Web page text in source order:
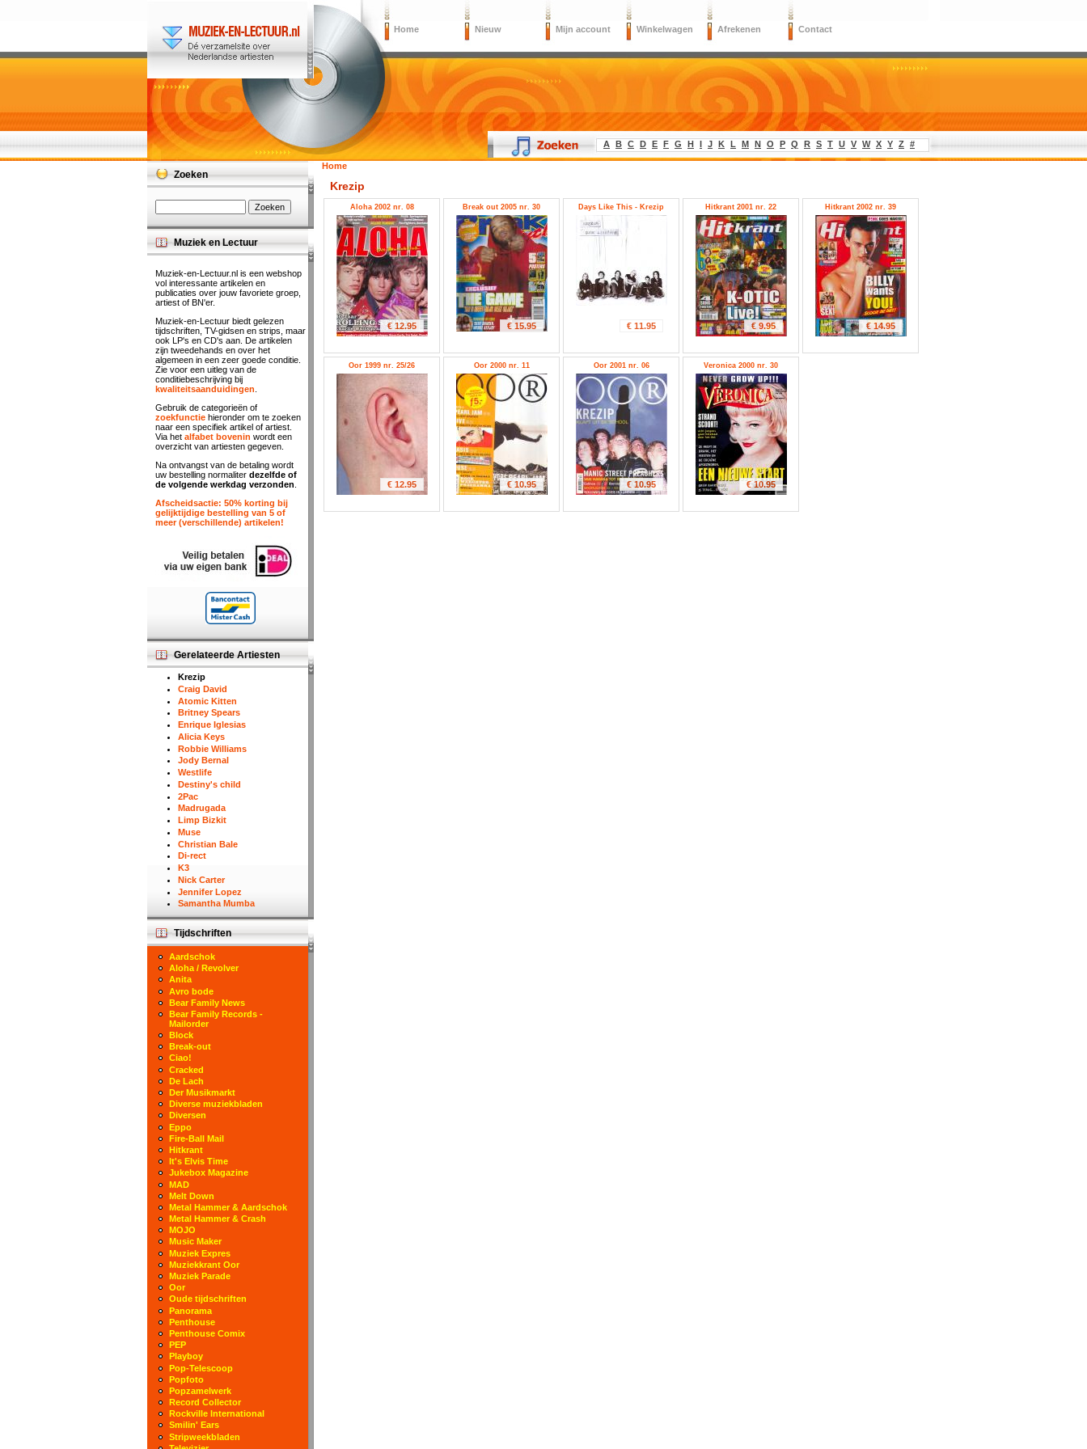
Home Nieuw Mijn account Winkelwagen Afrekenen Contact
A B C D E F G H I J K L M N O P Q R S T U V W X Y Z #
Home
Krezip
Aloha 2002 nr. 08
€ 12.95
Break out 2005 nr. 30
€ 15.95
Days Like This - Krezip
€ 11.95
Hitkrant 2001 nr. 22
€ 9.95
Hitkrant 2002 nr. 39
€ 14.95
Oor 1999 nr. 25/26
€ 12.95
Oor 2000 nr. 11
€ 10.95
Oor 2001 nr. 06
€ 10.95
Veronica 2000 nr. 30
€ 10.95
Zoeken
Muziek en Lectuur
Muziek-en-Lectuur.nl is een webshop
vol interessante artikelen en
publicaties over jouw favoriete groep,
artiest of BN'er.
Muziek-en-Lectuur biedt gelezen
tijdschriften, TV-gidsen en strips, maar
ook LP's en CD's aan. De artikelen
zijn tweedehands en over het
algemeen in een zeer goede conditie.
Zie voor een uitleg van de
conditiebeschrijving bij
kwaliteitsaanduidingen
Gebruik de categorieën of
zoekfunctie hieronder om te zoeken
naar een specifiek artikel of artiest.
Via het alfabet bovenin wordt een
overzicht van artiesten gegeven.
Na ontvangst van de betaling wordt
uw bestelling normaliter dezelfde of
de volgende werkdag verzonden
Afscheidsactie: 50% korting bij
gelijktijdige bestelling van 5 of
meer (verschillende) artikelen!
Gerelateerde Artiesten
Krezip
Craig David
Atomic Kitten
Britney Spears
Enrique Iglesias
Alicia Keys
Robbie Williams
Jody Bernal
Westlife
Destiny's child
2Pac
Madrugada
Limp Bizkit
Muse
Christian Bale
Di-rect
K3
Nick Carter
Jennifer Lopez
Samantha Mumba
Tijdschriften
Aardschok
Aloha / Revolver
Anita
Avro bode
Bear Family News
Bear Family Records -
Mailorder
Block
Break-out
Ciao!
Cracked
De Lach
Der Musikmarkt
Diverse muziekbladen
Diversen
Eppo
Fire-Ball Mail
Hitkrant
It's Elvis Time
Jukebox Magazine
MAD
Melt Down
Metal Hammer & Aardschok
Metal Hammer & Crash
MOJO
Music Maker
Muziek Expres
Muziekkrant Oor
Muziek Parade
Oor
Oude tijdschriften
Panorama
Penthouse
Penthouse Comix
PEP
Playboy
Pop-Telescoop
Popfoto
Popzamelwerk
Record Collector
Rockville International
Smilin' Ears
Stripweekbladen